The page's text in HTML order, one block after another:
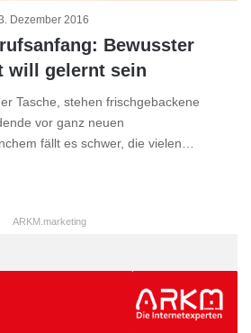
Dezember 2016
Bewusster
will gelernt sein
Tasche, stehen frischgebackene
vor ganz neuen
fällt es schwer, die vielen…
ARKM.marketing